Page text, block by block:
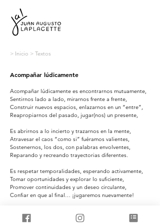
> Inicio > Textos
Acompañar lúdicamente
Acompañar lúdicamente es encontrarnos mutuamente,
Sentirnos lado a lado, mirarnos frente a frente,
Construir nuevos espacios, enlazarnos en un “entre”,
Reapropiarnos del pasado, jugar(nos) un presente,
Es abrirnos a lo incierto y trazarnos en la mente,
Atravesar el caos “como si” fuéramos valientes,
Sostenernos, los dos, con palabras envolventes,
Reparando y recreando trayectorias diferentes.
Es respetar temporalidades, esperando activamente,
Tomar oportunidades y explorar lo suficiente,
Promover continuidades y un deseo circulante,
Confiar en que al final… ¡jugaremos nuevamente!